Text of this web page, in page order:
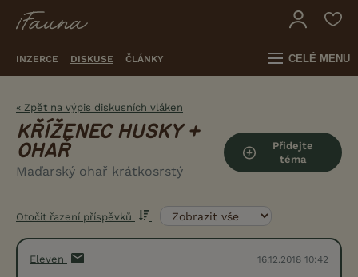
INZERCE DISKUSE ČLÁNKY CELÉ MENU
« Zpět na výpis diskusních vláken
KŘÍŽENEC HUSKY +
OHAŘ
Maďarský ohař krátkosrstý
Přidejte
téma
Otočit řazení příspěvků
Eleven 16.12.2018 10:42